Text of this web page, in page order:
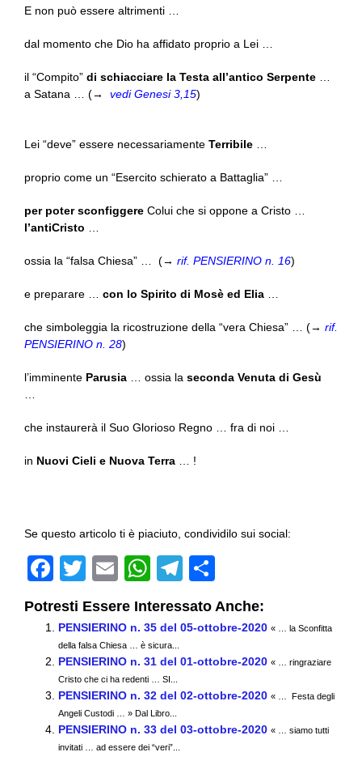
E non può essere altrimenti …
dal momento che Dio ha affidato proprio a Lei …
il “Compito” di schiacciare la Testa all’antico Serpente
a Satana … (→
vedi Genesi 3,15)
Lei “deve” essere necessariamente Terribile
proprio come un “Esercito schierato a Battaglia” …
per poter sconfiggere Colui che si oppone a Cristo …
l’antiCristo
ossia la “falsa Chiesa” … (→ rif. PENSIERINO n. 16)
e preparare … con lo Spirito di Mosè ed Elia
che simboleggia la ricostruzione della “vera Chiesa” … (→ rif.
PENSIERINO n. 28)
l’imminente Parusia … ossia la seconda Venuta di Gesù
che instaurerà il Suo Glorioso Regno … fra di noi …
in Nuovi Cieli e Nuova Terra … !
Se questo articolo ti è piaciuto, condividilo sui social:
F
c
e
b
o
o
k
T
wi
tt
er
E
m
ail
W
at
s
A
p
p
T
el
e
a
m
o
n
vi
di
Potresti Essere Interessato Anche:
PENSIERINO n. 35 del 05-ottobre-2020 « … la Sconfitta
della falsa Chiesa … è sicura...
PENSIERINO n. 31 del 01-ottobre-2020 « … ringraziare
Cristo che ci ha redenti … SI...
PENSIERINO n. 32 del 02-ottobre-2020 « … Festa degli
Angeli Custodi … » Dal Libro...
PENSIERINO n. 33 del 03-ottobre-2020 « … siamo tutti
invitati … ad essere dei “veri”...